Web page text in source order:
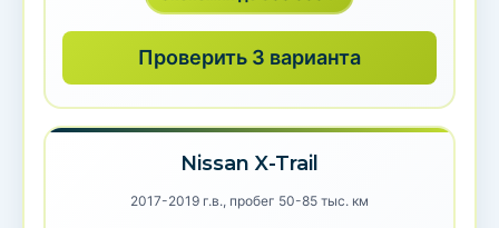
Проверить 3 варианта
Nissan X-Trail
2017-2019 г.в., пробег 50-85 тыс. км